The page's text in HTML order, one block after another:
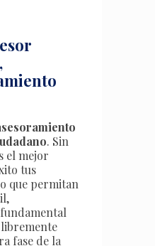
. Sin
el mejor
tus
que permitan
fase de la